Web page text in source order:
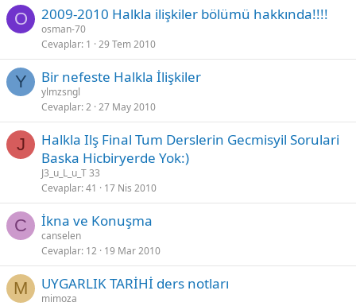
O 2009-2010 Halkla ilişkiler bölümü hakkında!!!!
osman-70
Cevaplar 1 29 Tem 2010
Y Bir nefeste Halkla İlişkiler
ylmzsngl
Cevaplar 2 27 May 2010
J
Halkla Ilş Final Tum Derslerin Gecmisyil Sorulari
Baska Hicbiryerde Yok:)
J3_u_L_u_T 33
Cevaplar 41 17 Nis 2010
C İkna ve Konuşma
canselen
Cevaplar 12 19 Mar 2010
M UYGARLIK TARİHİ ders notları
mimoza